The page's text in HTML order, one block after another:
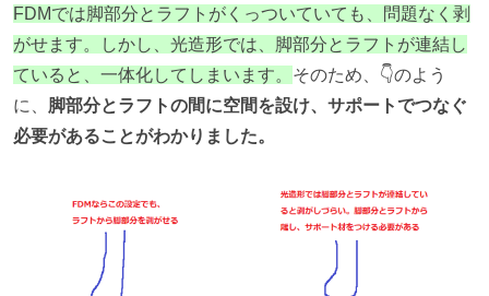
FDMでは脚部分とラフトがくっついていても、問題なく剥
がせます。しかし、光造形では、脚部分とラフトが連結し
ていると、一体化してしまいます。 そのため、👇のよう
に、 脚部分とラフトの間に空間を設け、サポートでつなぐ
必要があることがわかりました。